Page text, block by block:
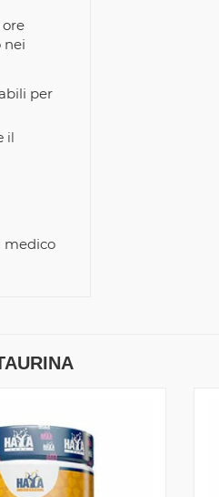
ore
nei
per
il
medico